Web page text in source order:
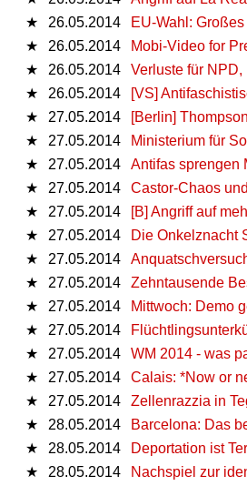
★
26.05.2014
EU-Wahl:
★
26.05.2014
Mobi-Video for
★
26.05.2014
Verluste für
★
26.05.2014
[VS]
★
27.05.2014
[Berlin]
★
27.05.2014
Ministerium für
★
27.05.2014
Antifas sprengen
★
27.05.2014
Castor-Chaos
★
27.05.2014
[B] Angriff auf
★
27.05.2014
Die Onkelznacht
★
27.05.2014
★
27.05.2014
Zehntausende
★
27.05.2014
Mittwoch: Demo
★
27.05.2014
★
27.05.2014
WM 2014 - was
★
27.05.2014
Calais: *Now or
★
27.05.2014
Zellenrazzia in
★
28.05.2014
Barcelona: Das
★
28.05.2014
Deportation ist
★
28.05.2014
Nachspiel zur